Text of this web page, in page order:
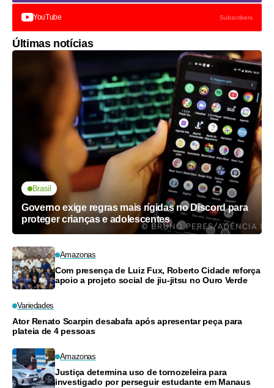
YouTube Subscribers
Últimas notícias
Brasil
Governo exige regras mais rígidas no Discord para
proteger crianças e adolescentes
Amazonas
Com presença de Luiz Fux, Roberto Cidade reforça
apoio a projeto social de jiu-jitsu no Ouro Verde
Variedades
Ator Renato Scarpin desabafa após apresentar peça para
plateia de 4 pessoas
Amazonas
Justiça determina uso de tornozeleira para
investigado por perseguir estudante em Manaus